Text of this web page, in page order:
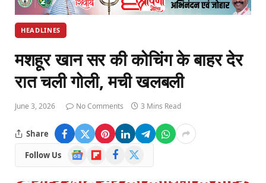
HEADLINES
मशहूर खान सर की कोचिंग के बाहर देर
रात चली गोली, मची खलबली
June 3, 2026 No Comments 3 Mins Read
Share
Follow Us
Google
News
FlipboardFacebook